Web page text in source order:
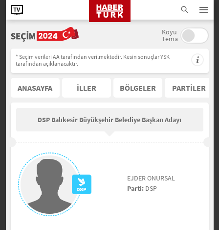
Koyu
Tema
* Seçim verileri AA tarafından verilmektedir. Kesin sonuçlar YSK
tarafından açıklanacaktır.
ANASAYFA İLLER BÖLGELER PARTİLER
DSP Balıkesir Büyükşehir Belediye Başkan Adayı
EJDER ONURSAL
Parti: DSP